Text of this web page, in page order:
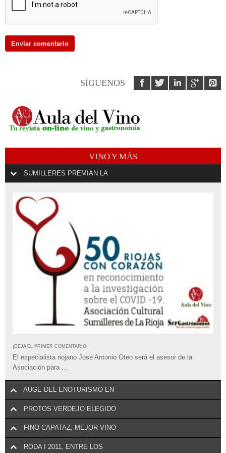
SÍGUENOS
VINO Y MÁS
SUMILLERES PREMIAN LA
¡DEJA EL PRIMER COMENTARIO!
El especialista riojano José Antonio Oteo será el asesor de la
Asociación para ...
AUGE DEL ENOTURISMO EN
PROTOS VERDEJO ELEGIDO
FINO CAPATAZ, MEJOR VINO
RODA I 2011, ENTRE LOS